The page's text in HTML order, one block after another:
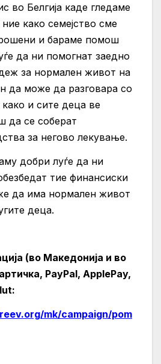
во Белгија каде гледаме
како семејство сме
и бараме помош
да ни помогнат заедно
за нормален живот на
да може да разговара со
и сите деца ве
да се соберат
за негово лекување.
добри луѓе да ни
тие финансиски
да има нормален живот
деца.
(во Македониja и во
PayPal, ApplePay,
mk/campaign/pom